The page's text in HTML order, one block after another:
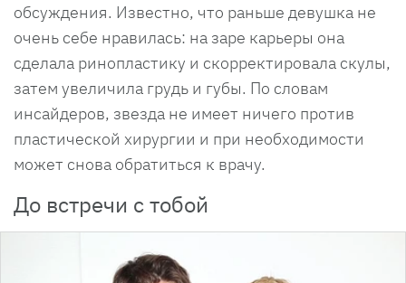
обсуждения. Известно, что раньше девушка не
очень себе нравилась: на заре карьеры она
сделала ринопластику и скорректировала скулы,
затем увеличила грудь и губы. По словам
инсайдеров, звезда не имеет ничего против
пластической хирургии и при необходимости
может снова обратиться к врачу.
До встречи с тобой